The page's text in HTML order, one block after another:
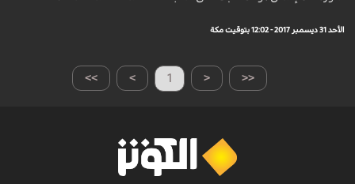
الأحد 31 ديسمبر 2017 - 12:02 بتوقيت مكة
>> > 1 < <<